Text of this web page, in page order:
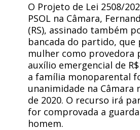
O Projeto de Lei 2508/
PSOL na Câmara,
(RS), assinado também
bancada do partido, que
mulher como provedora
auxílio emergencial de
a família monoparental
unanimidade na Câmara
de 2020. O recurso irá
for comprovada a
homem.